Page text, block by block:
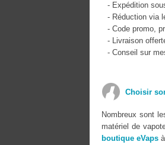
- Expédition
- Réduction via
- Code promo,
- Livraison
- Conseil sur
Choisir
Nombreux sont
matériel de
boutique eVapsà